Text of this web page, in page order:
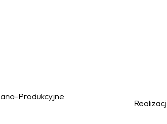
Produkcyjne
25.05.2018 r. Rozporządzenia Parlamentu Europejskiego
cookies.